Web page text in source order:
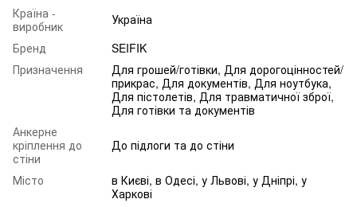
Країна -
виробник
Україна
Бренд
SEIFIK
Призначення
Для грошей/готівки, Для дорогоцінностей/
прикрас, Для документів, Для ноутбука,
Для пістолетів, Для травматичної зброї,
Для готівки та документів
Анкерне
кріплення до
стіни
До підлоги та до стіни
Місто
в Києві, в Одесі, у Львові, у Дніпрі, у
Харкові